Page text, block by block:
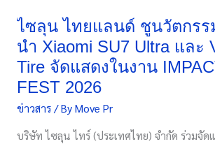
ไซลุน ไทยแลนด์ ชูนวัตกรร
นำ Xiaomi SU7 Ultra และ
Tire จัดแสดงในงาน
FEST 2026
ข่าวสาร/ ByMove Pr
บริษัท ไซลุน ไทร์ (ประเทศไทย) จำกัด ร่วมจั
ชู
นวัตกรรม
ยาง
EV
นำ
Xiaomi
Ultra